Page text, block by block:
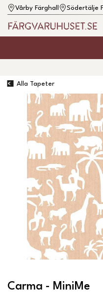
Vårby Färghall Södertälje
Alla Tapeter
Carma - MiniMe